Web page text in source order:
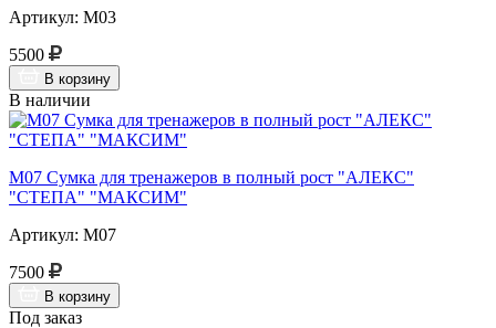
Артикул: М03
5500
В корзину
В наличии
М07 Сумка для тренажеров в полный рост "АЛЕКС"
"СТЕПА" "МАКСИМ"
Артикул: М07
7500
В корзину
Под заказ